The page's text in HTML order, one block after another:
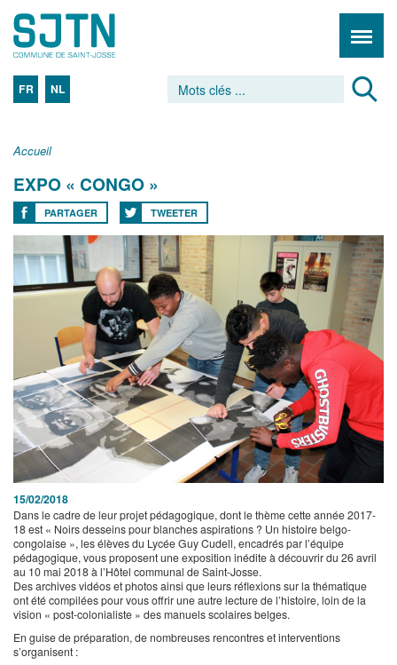
FR NL
Accueil
EXPO « CONGO »
PARTAGER TWEETER
15/02/2018
Dans le cadre de leur projet pédagogique, dont le thème cette année 2017-
18 est « Noirs desseins pour blanches aspirations ? Un histoire belgo-
congolaise », les élèves du Lycée Guy Cudell, encadrés par l’équipe
pédagogique, vous proposent une exposition inédite à découvrir du 26 avril
au 10 mai 2018 à l’Hôtel communal de Saint-Josse.
Des archives vidéos et photos ainsi que leurs réflexions sur la thématique
ont été compilées pour vous offrir une autre lecture de l’histoire, loin de la
vision « post-colonialiste » des manuels scolaires belges.
En guise de préparation, de nombreuses rencontres et interventions
s’organisent :